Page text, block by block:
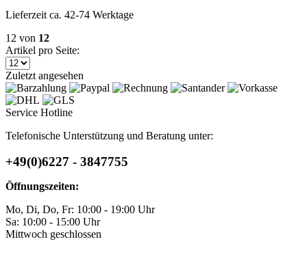
Lieferzeit ca. 42-74 Werktage
12 von 12
Artikel pro Seite:
Zuletzt angesehen
Service Hotline
Telefonische Unterstützung und Beratung unter:
+49(0)6227 - 3847755
Öffnungszeiten:
Mo, Di, Do, Fr: 10:00 - 19:00 Uhr
Sa: 10:00 - 15:00 Uhr
Mittwoch geschlossen